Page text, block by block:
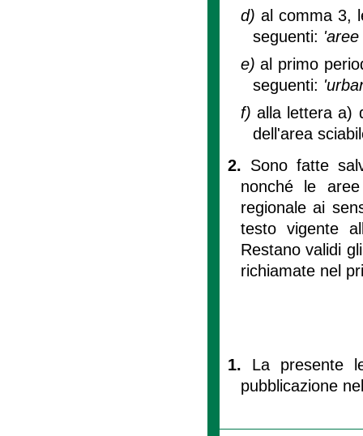
d) al comma 3,
seguenti:
e)al primo
seguenti:
f) alla lettera a)
dell'area
2. Sono fatte
nonché le
regionale ai
testo vigente
Restano validi
richiamate nel
1. La presente
pubblicazione